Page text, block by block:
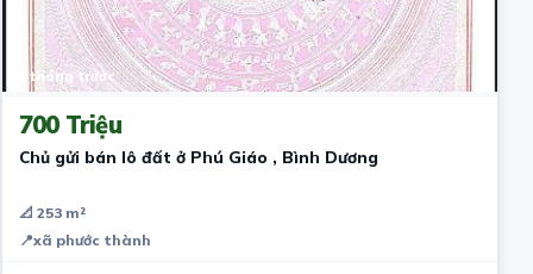
1 tháng trước
700 Triệu
Chủ gửi bán lô đất ở Phú Giáo , Bình Dương
📐 253 m²
📍xã phước thành